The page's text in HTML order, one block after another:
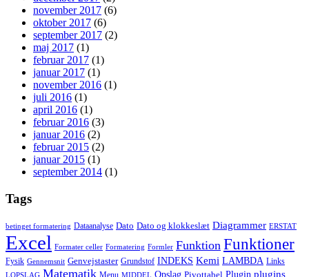
november 2017 (6)
oktober 2017 (6)
september 2017 (2)
maj 2017 (1)
februar 2017 (1)
januar 2017 (1)
november 2016 (1)
juli 2016 (1)
april 2016 (1)
februar 2016 (3)
januar 2016 (2)
februar 2015 (2)
januar 2015 (1)
september 2014 (1)
Tags
betinget formatering Dataanalyse Dato Dato og klokkeslæt Diagrammer ERSTAT
Excel Formater celler Formatering Formler Funktion Funktioner
Fysik Gennemsnit Genvejstaster Grundstof INDEKS Kemi LAMBDA Links
LOPSLAG Matematik MIDDEL Opslag Pivottabel Plugin plugins